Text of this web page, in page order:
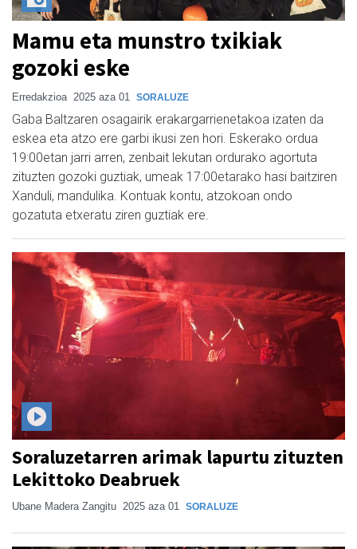
Mamu eta munstro txikiak
gozoki eske
Erredakzioa 2025 aza 01 SORALUZE
Gaba Baltzaren osagairik erakargarrienetakoa izaten da
eskea eta atzo ere garbi ikusi zen hori. Eskerako ordua
19:00etan jarri arren, zenbait lekutan ordurako agortuta
zituzten gozoki guztiak, umeak 17:00etarako hasi baitziren
Xanduli, mandulika. Kontuak kontu, atzokoan ondo
gozatuta etxeratu ziren guztiak ere.
Soraluzetarren arimak lapurtu zituzten
Lekittoko Deabruek
Ubane Madera Zangitu 2025 aza 01 SORALUZE